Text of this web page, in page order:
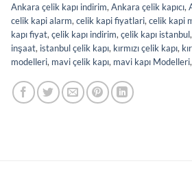
Ankara çelik kapı indirim, Ankara çelik kapıcı,
celik kapi alarm, celik kapi fiyatlari, celik kapi
kapı fiyat, çelik kapı indirim, çelik kapı istanbul,
inşaat, istanbul çelik kapı, kırmızı çelik kapı,
modelleri, mavi çelik kapı, mavi kapı Modelleri,